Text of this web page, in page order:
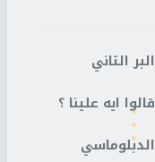
البر التاني
قالوا ايه علينا ؟
الدبلوماسي